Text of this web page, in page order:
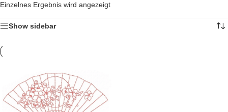
Einzelnes Ergebnis wird angezeigt
Show sidebar